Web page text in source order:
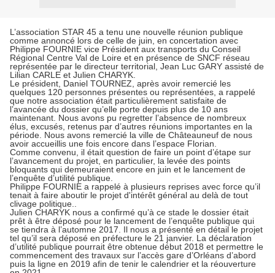
L’association STAR 45 a tenu une nouvelle réunion publique
comme annoncé lors de celle de juin, en concertation avec
Philippe FOURNIE vice Président aux transports du Conseil
Régional Centre Val de Loire et en présence de SNCF réseau
représentée par le directeur territorial, Jean Luc GARY assisté de
Lilian CARLE et Julien CHARYK.
Le président, Daniel TOURNEZ, après avoir remercié les
quelques 120 personnes présentes ou représentées, a rappelé
que notre association était particulièrement satisfaite de
l’avancée du dossier qu’elle porte depuis plus de 10 ans
maintenant. Nous avons pu regretter l’absence de nombreux
élus, excusés, retenus par d’autres réunions importantes en la
période. Nous avons remercié la ville de Châteauneuf de nous
avoir accueillis une fois encore dans l’espace Florian.
Comme convenu, il était question de faire un point d’étape sur
l’avancement du projet, en particulier, la levée des points
bloquants qui demeuraient encore en juin et le lancement de
l’enquête d’utilité publique.
Philippe FOURNIE a rappelé à plusieurs reprises avec force qu’il
tenait à faire aboutir le projet d'intérêt général au delà de tout
clivage politique..
Julien CHARYK nous a confirmé qu’à ce stade le dossier était
prêt à être déposé pour le lancement de l’enquête publique qui
se tiendra à l’automne 2017. Il nous a présenté en détail le projet
tel qu’il sera déposé en préfecture le 21 janvier. La déclaration
d’utilité publique pourrait être obtenue début 2018 et permettre le
commencement des travaux sur l’accès gare d’Orléans d’abord
puis la ligne en 2019 afin de tenir le calendrier et la réouverture